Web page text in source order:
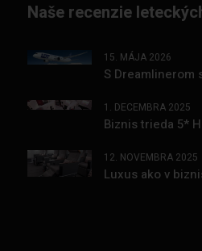
Naše recenzie
15. MÁJA 2026
S Dreamlinerom
1. DECEMBRA 2025
Biznis trieda 5*
12. NOVEMBRA 2025
Luxus ako v